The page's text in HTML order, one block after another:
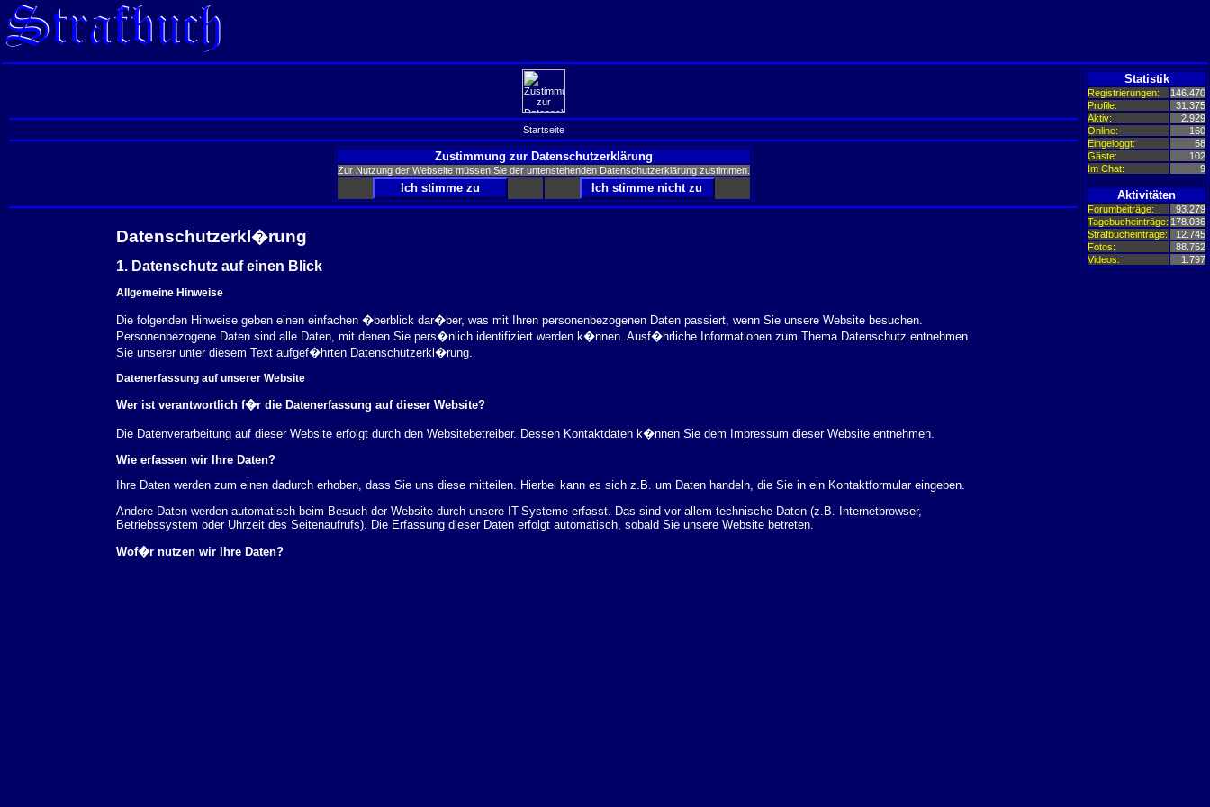
Startseite
Zustimmung zur Datenschutzerklärung
Zur Nutzung der Webseite müssen Sie der untenstehenden Datenschutzerklärung zustimmen.
Datenschutzerkl�rung
1. Datenschutz auf einen Blick
Allgemeine Hinweise
Die folgenden Hinweise geben einen einfachen �berblick dar�ber, was mit Ihren personenbezogenen Daten passiert, wenn Sie unsere Website besuchen.
Personenbezogene Daten sind alle Daten, mit denen Sie pers�nlich identifiziert werden k�nnen. Ausf�hrliche Informationen zum Thema Datenschutz entnehmen
Sie unserer unter diesem Text aufgef�hrten Datenschutzerkl�rung.
Datenerfassung auf unserer Website
Wer ist verantwortlich f�r die Datenerfassung auf dieser Website?
Die Datenverarbeitung auf dieser Website erfolgt durch den Websitebetreiber. Dessen Kontaktdaten k�nnen Sie dem Impressum dieser Website entnehmen.
Wie erfassen wir Ihre Daten?
Ihre Daten werden zum einen dadurch erhoben, dass Sie uns diese mitteilen. Hierbei kann es sich z.B. um Daten handeln, die Sie in ein Kontaktformular eingeben.
Andere Daten werden automatisch beim Besuch der Website durch unsere IT-Systeme erfasst. Das sind vor allem technische Daten (z.B. Internetbrowser,
Betriebssystem oder Uhrzeit des Seitenaufrufs). Die Erfassung dieser Daten erfolgt automatisch, sobald Sie unsere Website betreten.
Wof�r nutzen wir Ihre Daten?
Statistik
Registrierungen:
146.470
Profile:
31.375
Aktiv:
2.929
Online:
160
Eingeloggt:
58
Gäste:
102
Im Chat:
9
Aktivitäten
Forumbeiträge:
93.279
Tagebucheinträge: 178.036
Strafbucheinträge:
12.745
Fotos:
88.752
Videos:
1.797